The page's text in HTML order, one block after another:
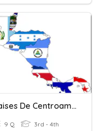
Paises De Centroamerica
9 Q 3rd - 4th